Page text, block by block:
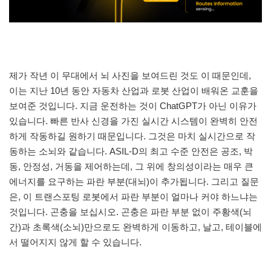
제가 작년 이 무대에서 뇌 사진을 보여드린 것도 이 때문인데,
이는 지난 10년 동안 자동차 산업과 로봇 산업이 배워온 교훈을
보여준 것입니다. 지금 운전하는 것이 ChatGPT가 아닌 이유가
있습니다. 빠른 반사 신경을 가진 실시간 시스템이 완벽히 안전
하게 작동하길 원하기 때문입니다. 그것은 마치 실시간으로 작
동하는 소뇌와 같습니다. ASIL-D의 최고 수준 안전은 공조, 박
동, 안정성, 거동을 제어하는데, 그 위에 창의성이라는 매우 큰
에너지를 요구하는 파란 부분(대뇌)이 추가됩니다. 그리고 질문
은, 이 트랜스포팅 로봇에서 파란 부분이 얼마나 커야 하느냐는
것입니다. 곤충을 보십시오. 곤충은 파란 부분 없이 주황색(뇌
간)과 초록색(소뇌)만으로도 완벽하게 이동하고, 날고, 테이블에
서 떨어지지 않게 할 수 있습니다.